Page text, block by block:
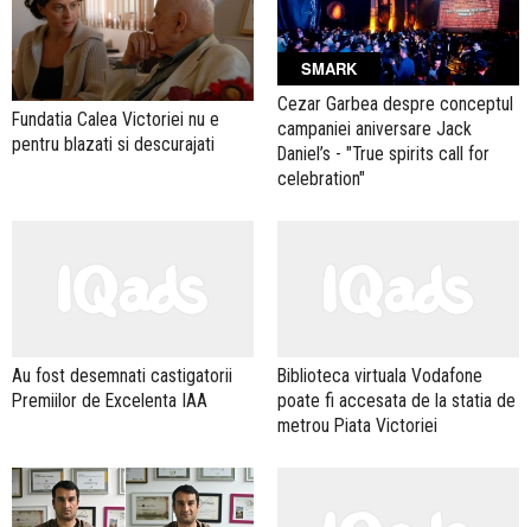
Fundatia Calea Victoriei nu e
pentru blazati si descurajati
SMARK
Cezar Garbea despre conceptul
campaniei aniversare Jack
Daniel’s - "True spirits call for
celebration"
Au fost desemnati castigatorii
Premiilor de Excelenta IAA
Biblioteca virtuala Vodafone
poate fi accesata de la statia de
metrou Piata Victoriei